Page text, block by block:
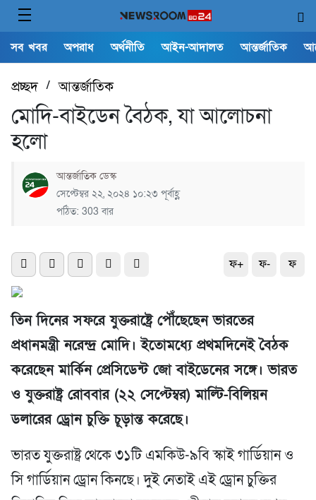
সব খবর অপরাধ অর্থনীতি আইন-আদালত আন্তর্জাতিক
প্রচ্ছদ/আন্তর্জাতিক
মোদি-বাইডেন বৈঠক, যা আলোচনা
হলো
আন্তর্জাতিক ডেস্ক
সেপ্টেম্বর ২২, ২০২৪ ১০:২৩ পূর্বাহ্ণ
পঠিত: 303 বার
ফ+ ফ- ফ
তিন দিনের সফরে যুক্তরাষ্ট্রে পৌঁছেছেন ভারতের
প্রধানমন্ত্রী নরেন্দ্র মোদি। ইতোমধ্যে প্রথমদিনেই বৈঠক
করেছেন মার্কিন প্রেসিডেন্ট জো বাইডেনের সঙ্গে। ভারত
ও যুক্তরাষ্ট্র রোববার (২২ সেপ্টেম্বর) মাল্টি-বিলিয়ন
ডলারের ড্রোন চুক্তি চূড়ান্ত করেছে।
ভারত যুক্তরাষ্ট্র থেকে ৩১টি এমকিউ-৯বি স্কাই গার্ডিয়ান ও
সি গার্ডিয়ান ড্রোন কিনছে। দুই নেতাই এই ড্রোন চুক্তির